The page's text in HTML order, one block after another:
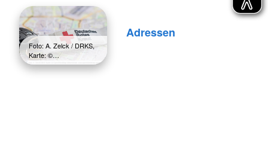
Foto: A. Zelck / DRKS,
Karte: ©…
Adressen